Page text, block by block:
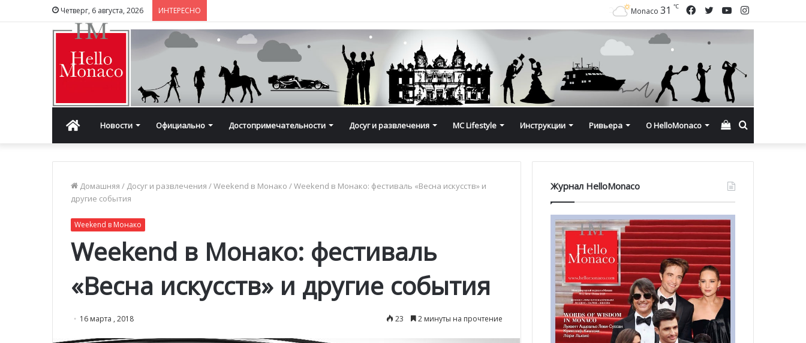
Четверг, 6 августа, 2026 ИНТЕРЕСНО Instagram
YouTube
Twitter
Facebook
Monaco 31 ℃
ГлавнаяНовости Официально Достопримечательности Досуг и развлечения MC Lifestyle Инструкции Ривьера О HelloMonaco Смотреть
корзину
Домашняя / Досуг и развлечения /Weekend в Монако /Weekend в Монако: фестиваль «Весна искусств» и
другие события
Weekend в Монако
Weekend в Монако: фестиваль
«Весна искусств» и другие события
16 марта , 2018 23 2 минуты на прочтение
Журнал HelloMonaco